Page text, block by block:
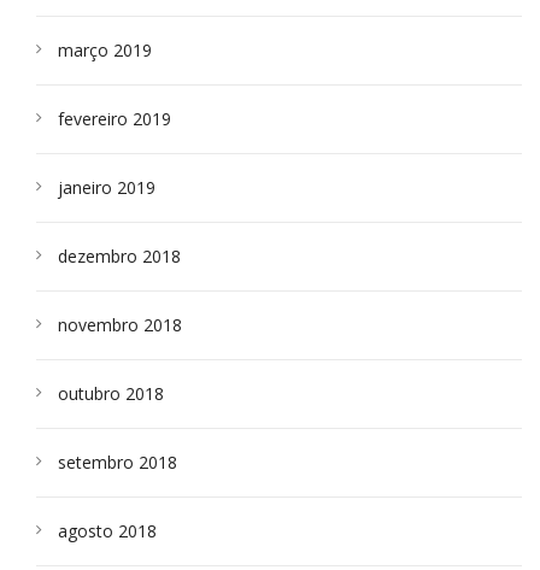
março 2019
fevereiro 2019
janeiro 2019
dezembro 2018
novembro 2018
outubro 2018
setembro 2018
agosto 2018